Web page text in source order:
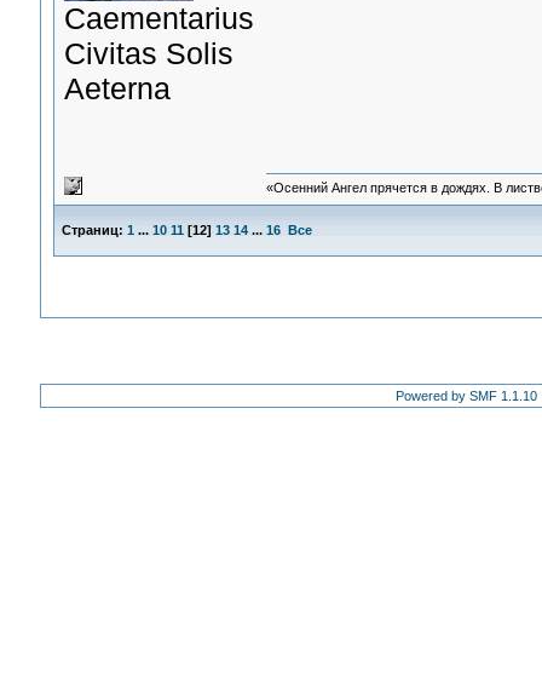
Сaementarius
Civitas Solis
Aeterna
«Осенний Ангел прячется в дождях. В
Страниц: 1 ... 10 11 [12] 13 14 ... 16 Все
Powered by SMF 1.1.10